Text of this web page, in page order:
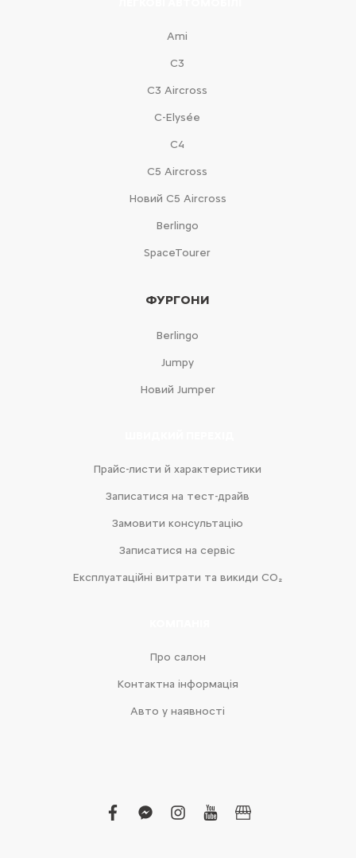
Ami
С3
С3 Aircross
C-Elysée
С4
С5 Aircross
Новий С5 Aircross
Berlingo
SpaceTourer
ФУРГОНИ
Berlingo
Jumpy
Новий Jumper
Прайс-листи й характеристики
Записатися на тест-драйв
Замовити консультацію
Записатися на сервіс
Експлуатаційні витрати та викиди CO₂
Про салон
Контактна інформація
Авто у наявності
facebook
facebook-
instagram
youtubebusiness